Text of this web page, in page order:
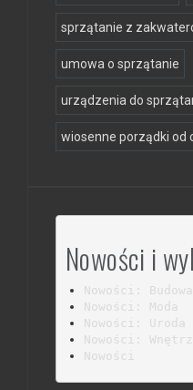
sprzątanie z
umowa o sprzątanie
urządzenia do
wiosenne porządki od
Nowości i
Nowości:
Nowości: Moda
Nowości: Uroda
Nowości:
Nowości